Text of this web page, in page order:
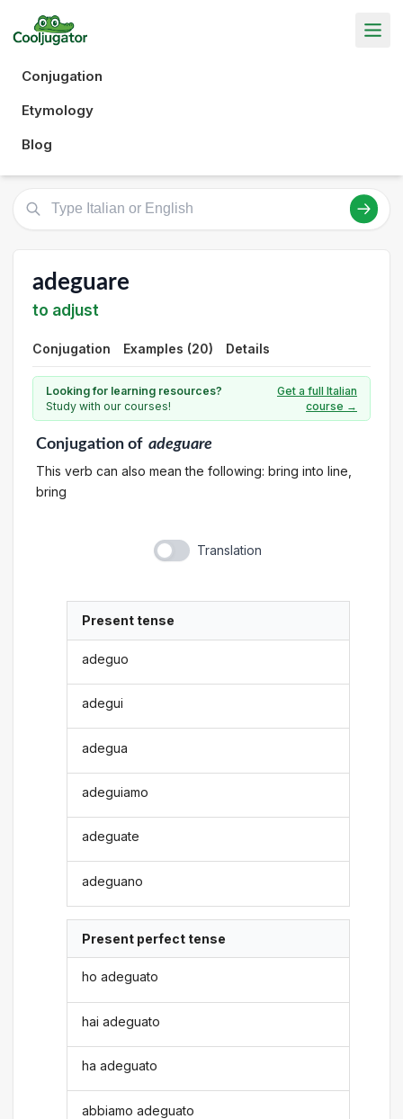
Conjugation
Etymology
Blog
adeguare
to adjust
Conjugation Examples (20) Details
Looking for learning resources?
Study with our courses!
Get a full Italian
course →
Conjugationof adeguare
This verb can also mean the following: bring into line,
bring
Translation
Present tense
adeguo
adegui
adegua
adeguiamo
adeguate
adeguano
Present perfect tense
ho adeguato
hai adeguato
ha adeguato
abbiamo adeguato